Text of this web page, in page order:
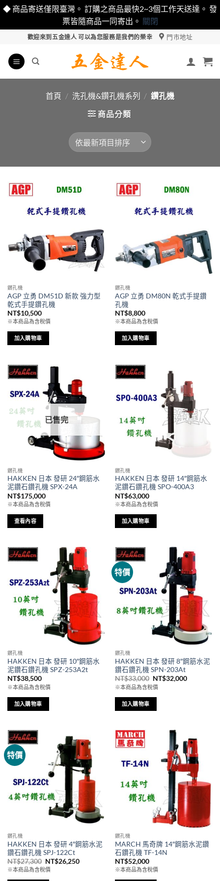
◆ 商品寄送僅限臺灣。 訂購之商品最快2~3個工作天送達。 發
票皆隨商品一同寄出。 關閉
content
歡迎來到五金達人 可以為您服務是我們的榮幸 門市地址
首頁 / 洗孔機&鑽孔機系列 / 鑽孔機
商品分類
鑽孔機
AGP 立勇 DM51D 新款 強力型
乾式手提鑽孔機
NT$10,500
※本商品為含稅價
加入購物車
鑽孔機
AGP 立勇 DM80N 乾式手提鑽
孔機
NT$8,800
※本商品為含稅價
加入購物車
已售完
鑽孔機
HAKKEN 日本 發研 24″鋼筋水
泥鑽石鑽孔機 SPX-24A
NT$175,000
※本商品為含稅價
查看內容
鑽孔機
HAKKEN 日本 發研 14″鋼筋水
泥鑽石鑽孔機 SPO-400A3
NT$63,000
※本商品為含稅價
加入購物車
鑽孔機
HAKKEN 日本 發研 10″鋼筋水
泥鑽石鑽孔機 SPZ-253A2t
NT$38,500
※本商品為含稅價
加入購物車
特價
鑽孔機
HAKKEN 日本 發研 8″鋼筋水泥
鑽石鑽孔機 SPN-203At
NT$33,000 原
始
價
格：
NT$32,000目
※本商品為含稅價
加入購物車
特價
鑽孔機
HAKKEN 日本 發研 4″鋼筋水泥
鑽石鑽孔機 SPJ-122Ct
NT$27,300 原
始
價
NT$26,250目
※本商品為含稅價
鑽孔機
MARCH 馬奇牌 14″鋼筋水泥鑽
石鑽孔機 TF-14N
NT$52,000
※本商品為含稅價